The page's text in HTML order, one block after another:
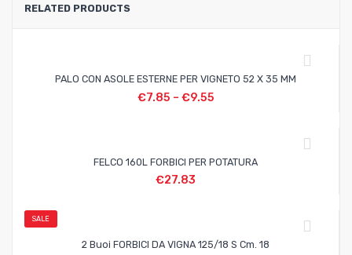
RELATED PRODUCTS
PALO CON ASOLE ESTERNE PER VIGNETO 52 X 35 MM
€7.85 – €9.55
FELCO 160L FORBICI PER POTATURA
€27.83
SALE
2 Buoi FORBICI DA VIGNA 125/18 S Cm. 18